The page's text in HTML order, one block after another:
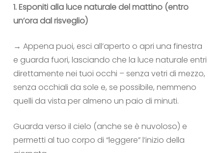
1. Esponiti alla luce naturale del mattino (entro
un’ora dal risveglio)
→ Appena puoi, esci all’aperto o apri una finestra
e guarda fuori, lasciando che la luce naturale entri
direttamente nei tuoi occhi – senza vetri di mezzo,
senza occhiali da sole e, se possibile, nemmeno
quelli da vista per almeno un paio di minuti.
Guarda verso il cielo (anche se è nuvoloso) e
permetti al tuo corpo di “leggere” l’inizio della